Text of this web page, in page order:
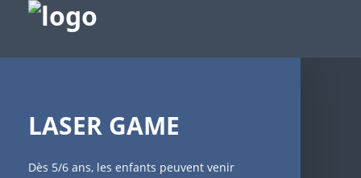
LASER GAME
Dès 5/6 ans, les enfants peuvent venir